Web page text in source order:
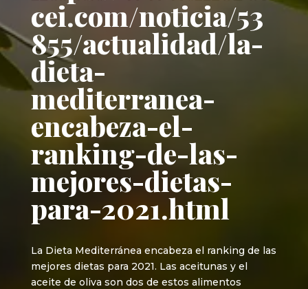
cei.com/noticia/53
855/actualidad/la-
dieta-
mediterranea-
encabeza-el-
ranking-de-las-
mejores-dietas-
para-2021.html
La Dieta Mediterránea encabeza el ranking de las
mejores dietas para 2021. Las aceitunas y el
aceite de oliva son dos de estos alimentos